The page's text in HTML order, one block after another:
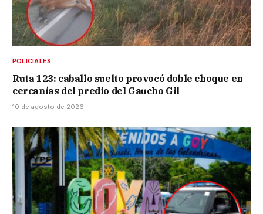
POLICIALES
Ruta 123: caballo suelto provocó doble choque en
cercanías del predio del Gaucho Gil
10 de agosto de 2026